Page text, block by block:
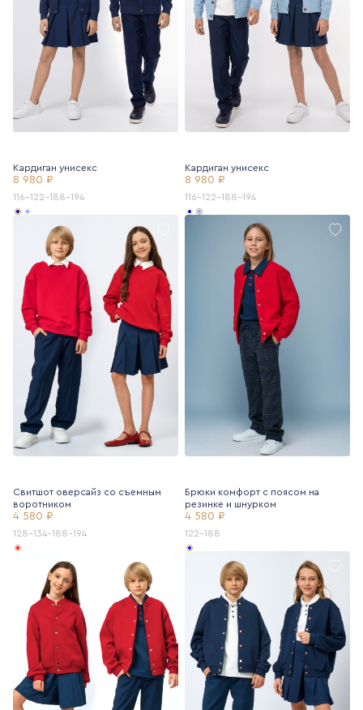
Кардиган унисекс
8 980 ₽
116-122-188-194
Кардиган унисекс
8 980 ₽
116-122-188-194
Свитшот оверсайз со съемным
воротником
4 580 ₽
128-134-188-194
Брюки комфорт с поясом на
резинке и шнурком
4 580 ₽
122-188